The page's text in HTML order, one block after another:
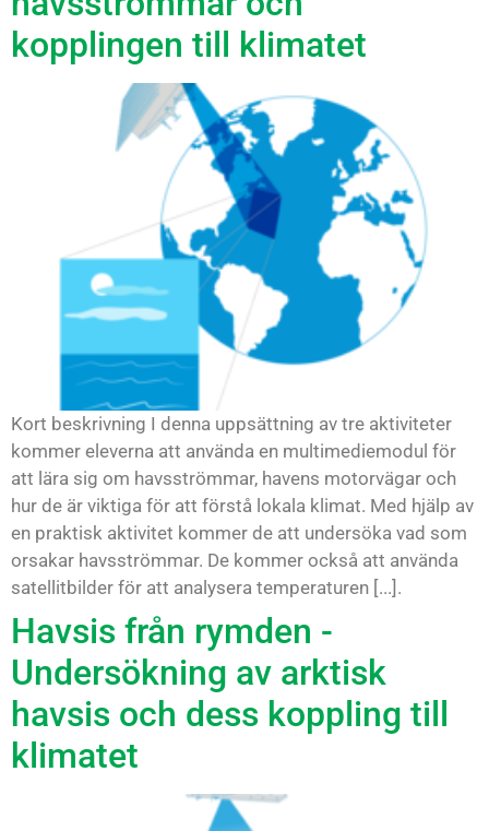
kopplingen till klimatet
Kort beskrivning I denna uppsättning av tre aktiviteter
kommer eleverna att använda en multimediemodul för
att lära sig om havsströmmar, havens motorvägar och
hur de är viktiga för att förstå lokala klimat. Med hjälp av
en praktisk aktivitet kommer de att undersöka vad som
orsakar havsströmmar. De kommer också att använda
satellitbilder för att analysera temperaturen [...].
Havsis från rymden -
Undersökning av arktisk
havsis och dess koppling till
klimatet